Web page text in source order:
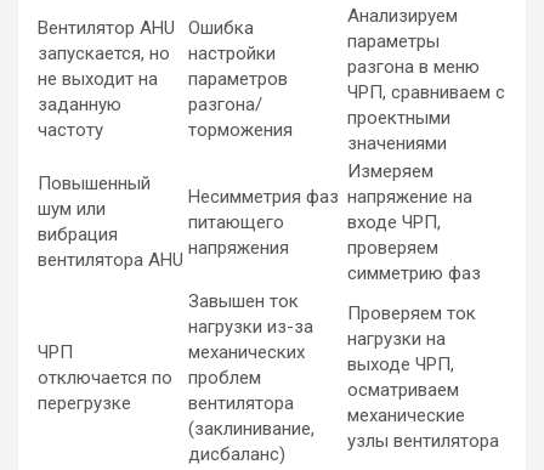
Вентилятор AHU
запускается, но
не выходит на
заданную
частоту
Ошибка
настройки
параметров
разгона/
торможения
Анализируем
параметры
разгона в меню
ЧРП, сравниваем с
проектными
значениями
Повышенный
шум или
вибрация
вентилятора AHU
Несимметрия фаз
питающего
напряжения
Измеряем
напряжение на
входе ЧРП,
проверяем
симметрию фаз
ЧРП
отключается по
перегрузке
Завышен ток
нагрузки из-за
механических
проблем
вентилятора
(заклинивание,
дисбаланс)
Проверяем ток
нагрузки на
выходе ЧРП,
осматриваем
механические
узлы вентилятора